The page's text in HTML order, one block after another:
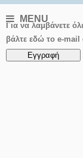
MENU
Για να λαμβάνετε
βάλτε εδώ το e-mail